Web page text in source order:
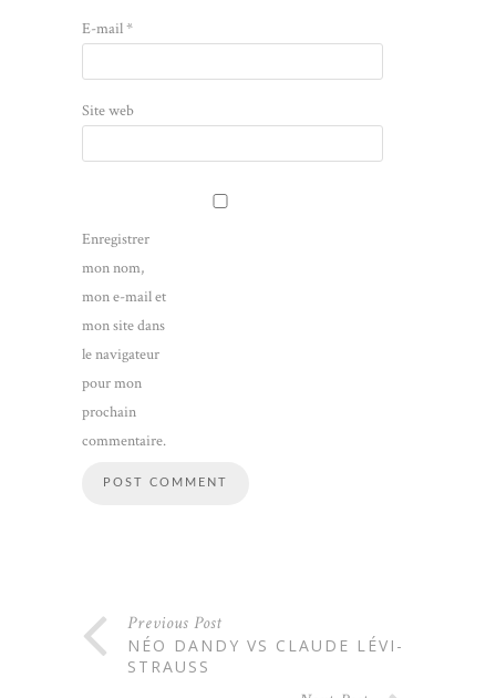
E-mail*
Site web
Enregistrer
mon nom,
mon e-mail et
mon site dans
le navigateur
pour mon
prochain
commentaire.
Previous Post
NÉO DANDY VS CLAUDE LÉVI-
STRAUSS